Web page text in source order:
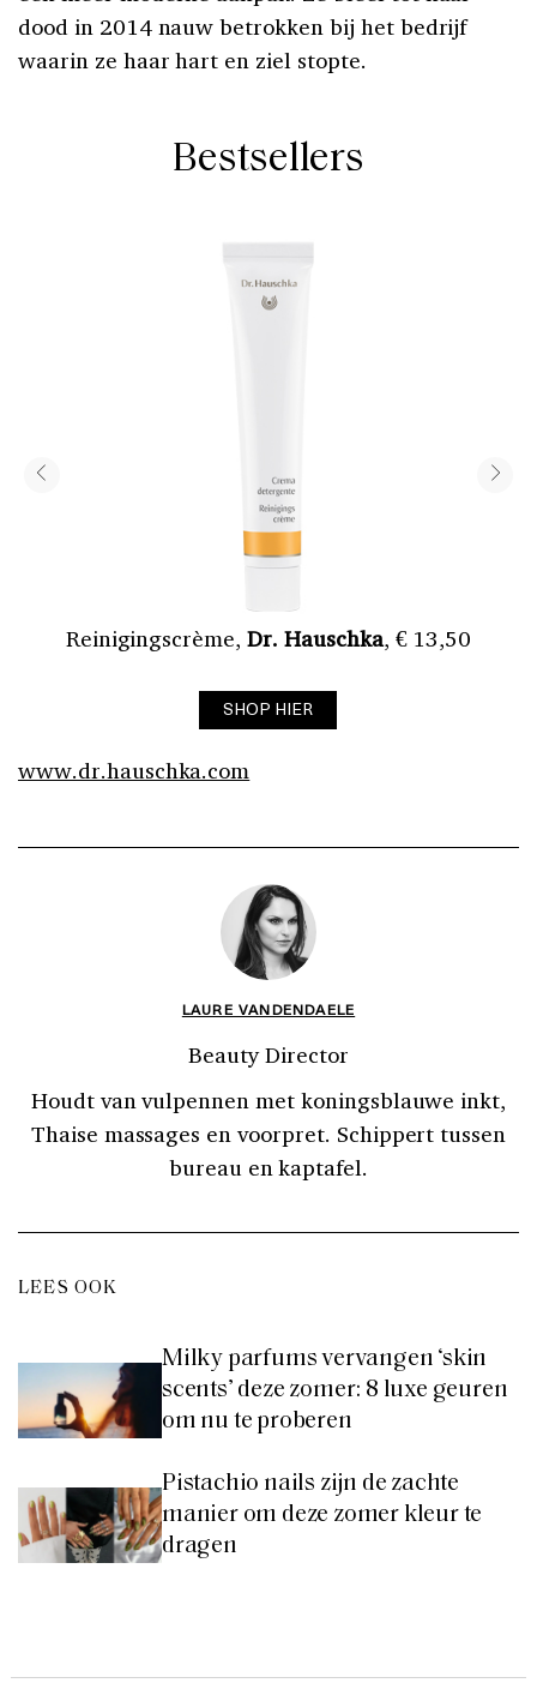
dood in 2014 nauw betrokken bij het bedrijf
waarin ze haar hart en ziel stopte.
Bestsellers
Reinigingscrème,Dr. Hauschka, € 13,50
SHOP HIER
www.dr.hauschka.com
LAURE VANDENDAELE
Beauty Director
Houdt van vulpennen met koningsblauwe inkt,
Thaise massages en voorpret. Schippert tussen
bureau en kaptafel.
LEES OOK
Milky parfums vervangen ‘skin
scents’ deze zomer: 8 luxe geuren
om nu te proberen
Pistachio nails zijn de zachte
manier om deze zomer kleur te
dragen